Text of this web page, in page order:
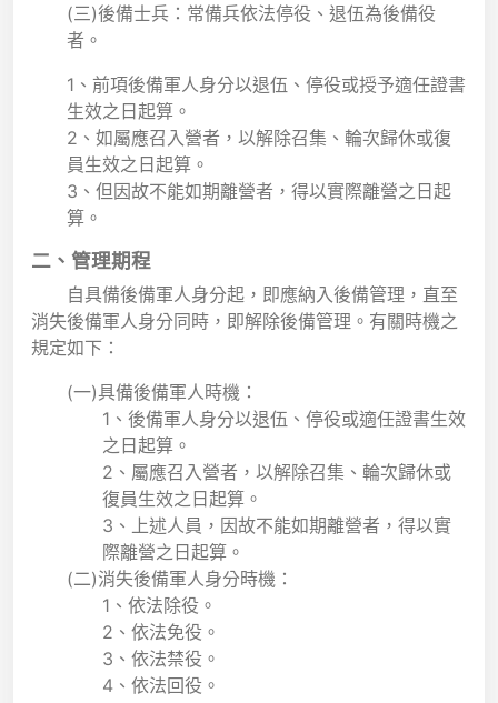
(三)後備士兵：常備兵依法停役、退伍為後備役
者。
1、前項後備軍人身分以退伍、停役或授予適任證書
生效之日起算。
2、如屬應召入營者，以解除召集、輪次歸休或復
員生效之日起算。
3、但因故不能如期離營者，得以實際離營之日起
算。
二、管理期程
自具備後備軍人身分起，即應納入後備管理，直至
消失後備軍人身分同時，即解除後備管理。有關時機之
規定如下：
(一)具備後備軍人時機：
1、後備軍人身分以退伍、停役或適任證書生效
之日起算。
2、屬應召入營者，以解除召集、輪次歸休或
復員生效之日起算。
3、上述人員，因故不能如期離營者，得以實
際離營之日起算。
(二)消失後備軍人身分時機：
1、依法除役。
2、依法免役。
3、依法禁役。
4、依法回役。